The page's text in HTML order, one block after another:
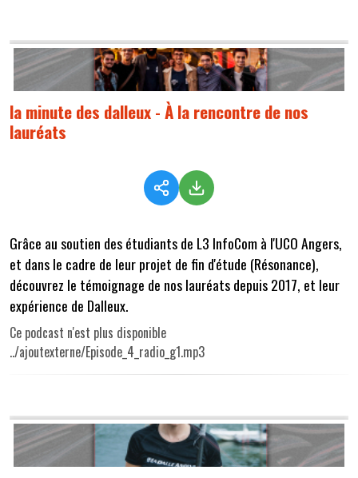
la minute des dalleux - À la rencontre de nos
lauréats
Grâce au soutien des étudiants de L3 InfoCom à l'UCO Angers,
et dans le cadre de leur projet de fin d'étude (Résonance),
découvrez le témoignage de nos lauréats depuis 2017, et leur
expérience de Dalleux.
Ce podcast n'est plus disponible
../ajoutexterne/Episode_4_radio_g1.mp3